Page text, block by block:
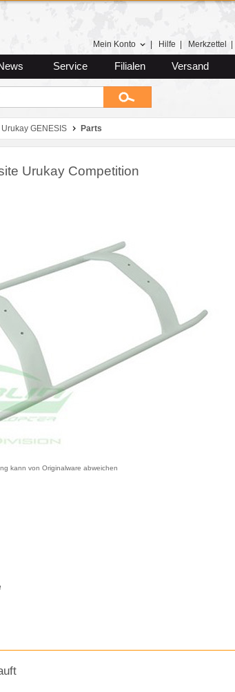
Mein Konto Hilfe Merkzettel
Service Filialen Versand
GENESIS Parts
Urukay Competition
kann von Originalware abweichen